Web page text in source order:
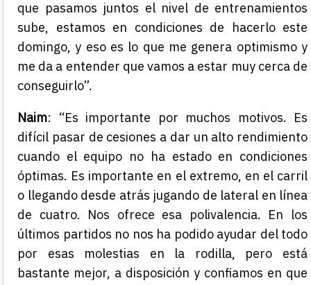
que pasamos juntos el nivel de entrenamientos
sube, estamos en condiciones de hacerlo este
domingo, y eso es lo que me genera optimismo y
me da a entender que vamos a estar muy cerca de
conseguirlo”.
Naim: “Es importante por muchos motivos. Es
difícil pasar de cesiones a dar un alto rendimiento
cuando el equipo no ha estado en condiciones
óptimas. Es importante en el extremo, en el carril
o llegando desde atrás jugando de lateral en línea
de cuatro. Nos ofrece esa polivalencia. En los
últimos partidos no nos ha podido ayudar del todo
por esas molestias en la rodilla, pero está
bastante mejor, a disposición y confiamos en que